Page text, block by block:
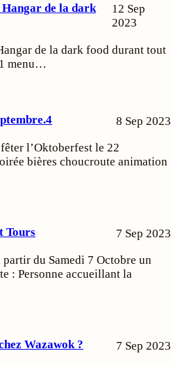
de la dark
12 Sep
2023
de la dark food durant tout
menu…
8 Sep 2023
l’Oktoberfest le 22
bières choucroute animation
Tours
7 Sep 2023
du Samedi 7 Octobre un
: Personne accueillant la
Wazawok ?
7 Sep 2023